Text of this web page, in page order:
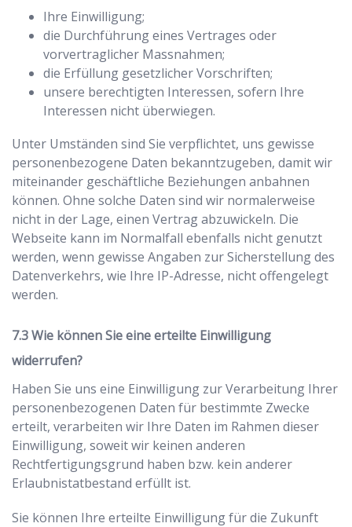
Ihre Einwilligung;
die Durchführung eines Vertrages oder
vorvertraglicher Massnahmen;
die Erfüllung gesetzlicher Vorschriften;
unsere berechtigten Interessen, sofern Ihre
Interessen nicht überwiegen.
Unter Umständen sind Sie verpflichtet, uns gewisse
personenbezogene Daten bekanntzugeben, damit wir
miteinander geschäftliche Beziehungen anbahnen
können. Ohne solche Daten sind wir normalerweise
nicht in der Lage, einen Vertrag abzuwickeln. Die
Webseite kann im Normalfall ebenfalls nicht genutzt
werden, wenn gewisse Angaben zur Sicherstellung des
Datenverkehrs, wie Ihre IP-Adresse, nicht offengelegt
werden.
Wie können Sie eine erteilte Einwilligung
widerrufen?
Haben Sie uns eine Einwilligung zur Verarbeitung Ihrer
personenbezogenen Daten für bestimmte Zwecke
erteilt, verarbeiten wir Ihre Daten im Rahmen dieser
Einwilligung, soweit wir keinen anderen
Rechtfertigungsgrund haben bzw. kein anderer
Erlaubnistatbestand erfüllt ist.
Sie können Ihre erteilte Einwilligung für die Zukunft